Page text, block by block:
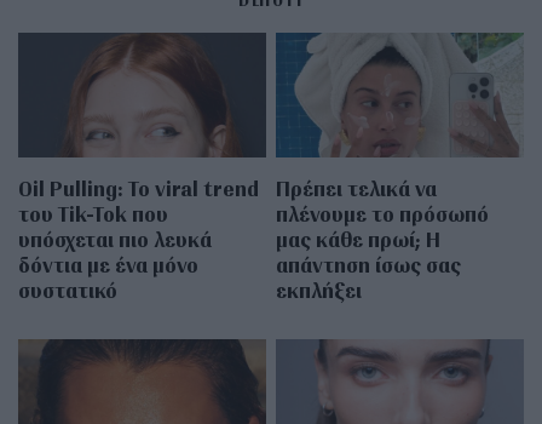
Oil Pulling: To viral trend
του Tik-Tok που
υπόσχεται πιο λευκά
δόντια με ένα μόνο
συστατικό
Πρέπει τελικά να
πλένουμε το πρόσωπό
μας κάθε πρωί; Η
απάντηση ίσως σας
εκπλήξει